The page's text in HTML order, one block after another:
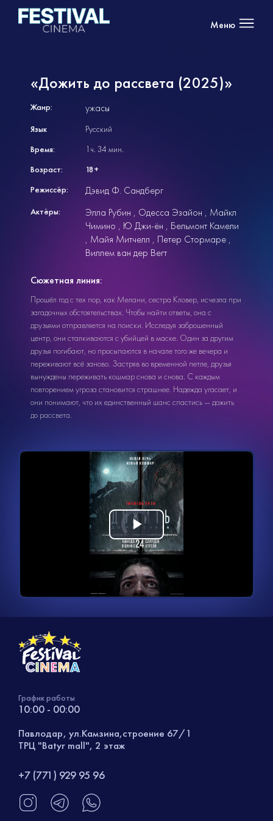
Меню
«Дожить до рассвета (2025)»
Жанр: ужасы
Язык
Русский
Время:
1ч. 34 мин.
Возраст:
18+
Режиссёр:
Дэвид Ф. Сандберг
Актёры: Элла Рубин Одесса Эзайон
Майкл
Чимино
Ю Джи-ён
Бельмонт Камели
Майя Митчелл
Петер Стормаре
Виллем ван дер Вегт
Сюжетная линия:
Прошёл год с тех пор, как Мелани, сестра Кловер, исчезла при
загадочных обстоятельствах. Чтобы найти ответы, она с
друзьями отправляется на поиски. Исследуя заброшенный
центр, они сталкиваются с убийцей в маске. Один за другим
друзья погибают, но просыпаются в начале того же вечера и
переживают всё заново. Застряв во временной петле, друзья
вынуждены переживать кошмар снова и снова. С каждым
повторением угроза становится страшнее. Надежда угасает, и
они понимают, что их единственный шанс спастись — дожить
до рассвета.
Видеоплеер
загружается.
Воспроизвести
видео
График работы
10:00 - 00:00
Павлодар, ул.Камзина,строение 67/1
ТРЦ "Batyr mall", 2 этаж
+7 (771) 929 95 96